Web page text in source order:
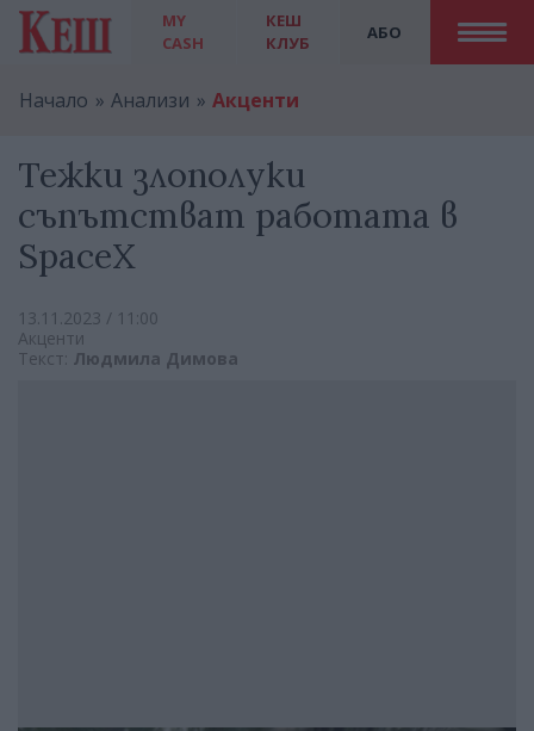
MY
CASH
АБО
КЕШ
КЛУБ
Начало Анализи Акценти
Тежки злополуки
съпътстват работата в
SpaceX
13.11.2023 / 11:00
Акценти
Текст: Людмила Димова